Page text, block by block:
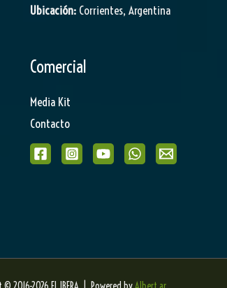
Ubicación: Corrientes, Argentina
Comercial
Media Kit
Contacto